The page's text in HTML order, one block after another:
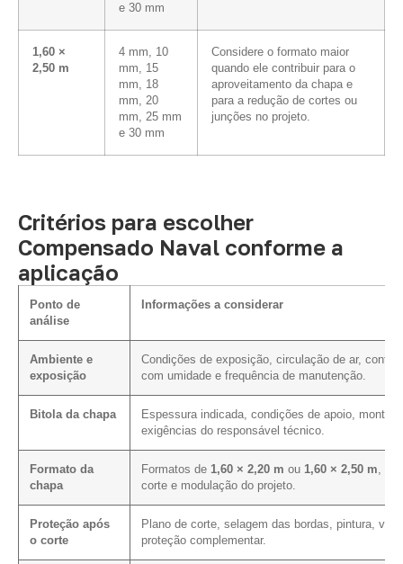
e 30 mm
1,60 ×
2,50 m
4 mm, 10
mm, 15
mm, 18
mm, 20
mm, 25 mm
e 30 mm
Considere o formato maior
quando ele contribuir para o
aproveitamento da chapa e
para a redução de cortes ou
junções no projeto.
Critérios para escolher
Compensado Naval conforme a
aplicação
Ponto de
análise
Informações a considerar
Ambiente e
exposição
Condições de exposição, circulação de ar, contato
com umidade e frequência de manutenção.
Bitola da chapa
Espessura indicada, condições de apoio,
exigências do responsável técnico.
Formato da
chapa
Formatos de 1,60 × 2,20 m ou 1,60 × 2,50 m,
corte e modulação do projeto.
Proteção após
o corte
Plano de corte, selagem das bordas, pintura,
proteção complementar.